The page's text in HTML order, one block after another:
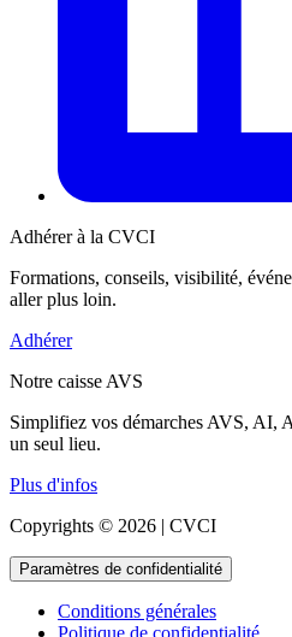
Adhérer à la CVCI
Formations, conseils, visibilité,
aller plus loin.
Adhérer
Notre caisse AVS
Simplifiez vos démarches AVS, AI,
un seul lieu.
Plus d'infos
Copyrights © 2026 | CVCI
Paramètres de confidentialité
Conditions générales
Politique de confidentialité